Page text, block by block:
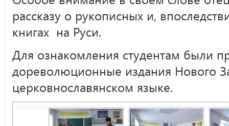
рассказу о рукописных и,
книгах на Руси.
Для ознакомления студентам были
дореволюционные издания Нового
церковнославянском языке.